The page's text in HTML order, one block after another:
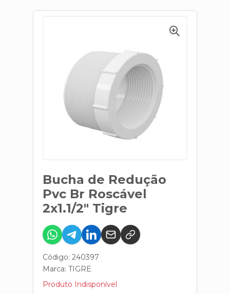
Bucha de Redução
Pvc Br Roscável
2x1.1/2" Tigre
Código: 240397
Marca: TIGRE
Produto Indisponível